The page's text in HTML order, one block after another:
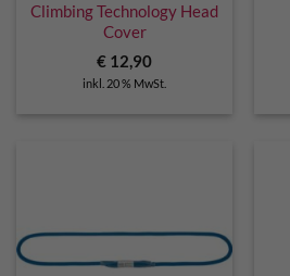
Climbing Technology Head
Cover
€ 12,90
inkl. 20 % MwSt.